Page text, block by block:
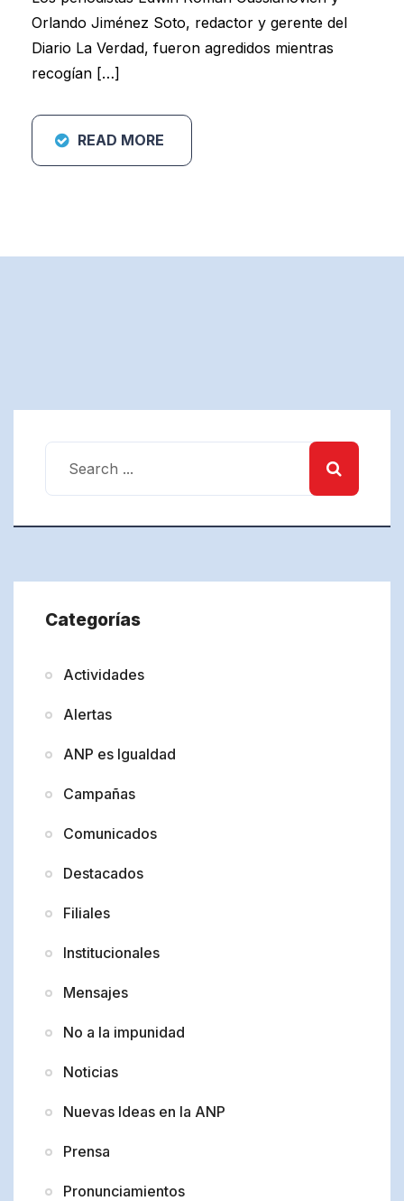
Orlando Jiménez Soto, redactor y gerente del
Diario La Verdad, fueron agredidos mientras
recogían […]
READ MORE
Categorías
Actividades
Alertas
ANP es Igualdad
Campañas
Comunicados
Destacados
Filiales
Institucionales
Mensajes
No a la impunidad
Noticias
Nuevas Ideas en la ANP
Prensa
Pronunciamientos